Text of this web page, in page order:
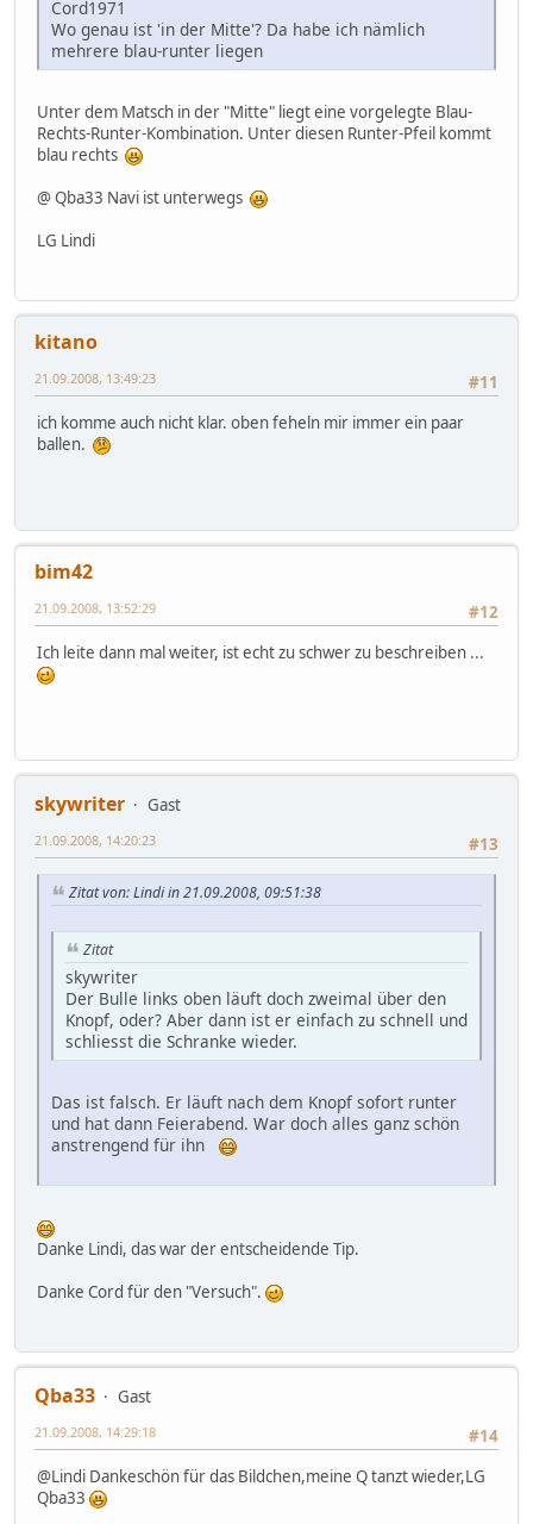
Cord1971
Wo genau ist 'in der Mitte'? Da habe ich nämlich
mehrere blau-runter liegen
Unter dem Matsch in der "Mitte" liegt eine vorgelegte Blau-
Rechts-Runter-Kombination. Unter diesen Runter-Pfeil kommt
blau rechts
@ Qba33 Navi ist unterwegs
LG Lindi
kitano
#11
21.09.2008, 13:49:23
ich komme auch nicht klar. oben feheln mir immer ein paar
ballen.
bim42
#12
21.09.2008, 13:52:29
Ich leite dann mal weiter, ist echt zu schwer zu beschreiben ...
skywriter
Gast
#13
21.09.2008, 14:20:23
Zitat von: Lindi in 21.09.2008, 09:51:38
Zitat
skywriter
Der Bulle links oben läuft doch zweimal über den
Knopf, oder? Aber dann ist er einfach zu schnell und
schliesst die Schranke wieder.
Das ist falsch. Er läuft nach dem Knopf sofort runter
und hat dann Feierabend. War doch alles ganz schön
anstrengend für ihn
Danke Lindi, das war der entscheidende Tip.
Danke Cord für den "Versuch".
Qba33
Gast
#14
21.09.2008, 14:29:18
@Lindi Dankeschön für das Bildchen,meine Q tanzt wieder,LG
Qba33